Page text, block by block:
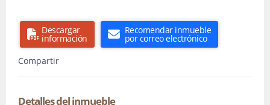
Descargar
información
Recomendar inmueble
por correo electrónico
Compartir
Detalles del inmueble